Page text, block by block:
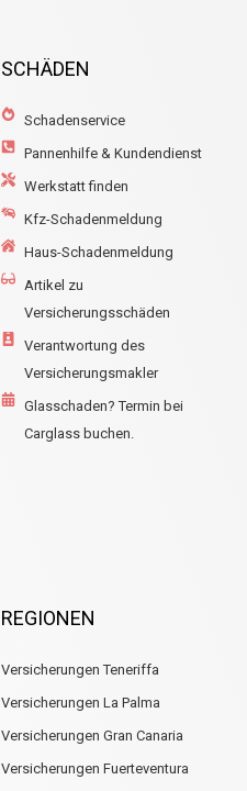
SCHÄDEN
Schadenservice
Pannenhilfe & Kundendienst
Werkstatt finden
Kfz-Schadenmeldung
Haus-Schadenmeldung
Artikel zu
Versicherungsschäden
Verantwortung des
Versicherungsmakler
Glasschaden? Termin bei
Carglass buchen.
REGIONEN
Versicherungen Teneriffa
Versicherungen La Palma
Versicherungen Gran Canaria
Versicherungen Fuerteventura